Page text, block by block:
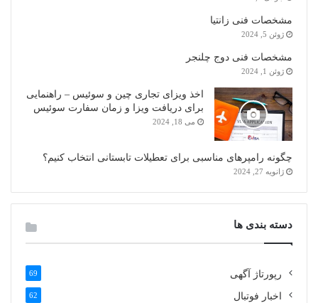
مشخصات فنی زانتیا
ژوئن 5, 2024
مشخصات فنی دوج چلنجر
ژوئن 1, 2024
اخذ ویزای تجاری چین و سوئیس – راهنمایی
برای دریافت ویزا و زمان سفارت سوئیس
می 18, 2024
چگونه رامپرهای مناسبی برای تعطیلات تابستانی انتخاب کنیم؟
ژانویه 27, 2024
دسته بندی ها
رپورتاژ آگهی 69
اخبار فوتبال 62